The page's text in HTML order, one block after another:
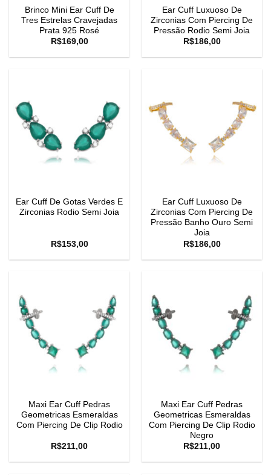
Brinco Mini Ear Cuff De
Tres Estrelas Cravejadas
Prata 925 Rosé
R$169,00
Ear Cuff Luxuoso De
Zirconias Com Piercing De
Pressão Rodio Semi Joia
R$186,00
Ear Cuff De Gotas Verdes E
Zirconias Rodio Semi Joia
R$153,00
Ear Cuff Luxuoso De
Zirconias Com Piercing De
Pressão Banho Ouro Semi
Joia
R$186,00
Maxi Ear Cuff Pedras
Geometricas Esmeraldas
Com Piercing De Clip Rodio
R$211,00
Maxi Ear Cuff Pedras
Geometricas Esmeraldas
Com Piercing De Clip Rodio
Negro
R$211,00